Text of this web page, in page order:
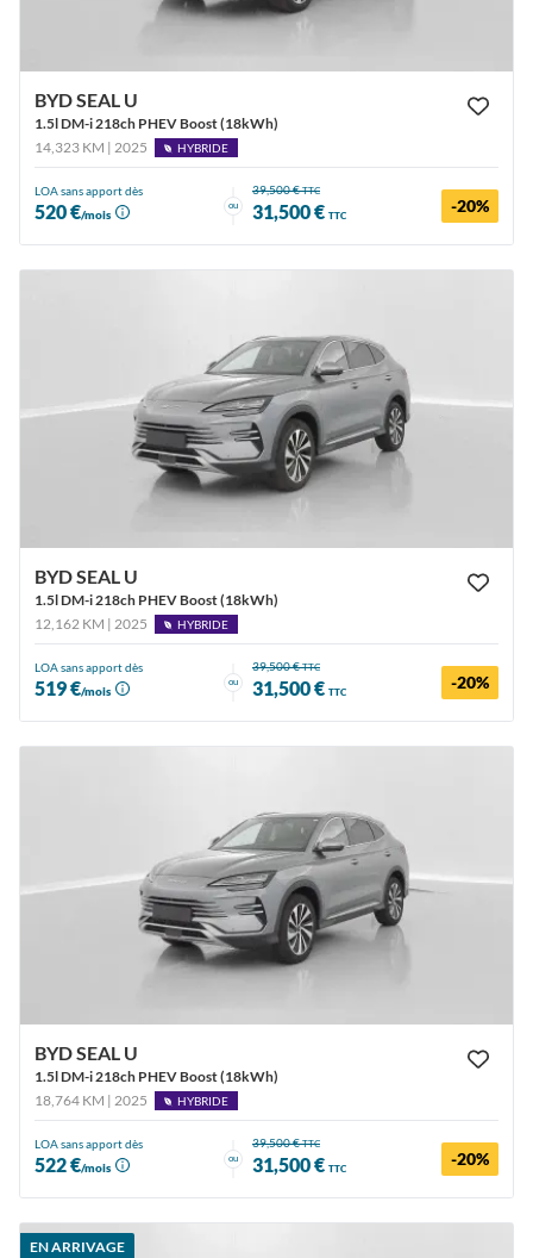
BYD SEAL U
1.5l DM-i 218ch PHEV Boost (18kWh)
14,323 KM | 2025
HYBRIDE
LOA sans apport dès
520 €/mois
ou
39,500 €TTC
31,500 € TTC -20%
BYD SEAL U
1.5l DM-i 218ch PHEV Boost (18kWh)
12,162 KM | 2025
HYBRIDE
LOA sans apport dès
519 €/mois
ou
39,500 €TTC
31,500 € TTC -20%
BYD SEAL U
1.5l DM-i 218ch PHEV Boost (18kWh)
18,764 KM | 2025
HYBRIDE
LOA sans apport dès
522 €/mois
ou
39,500 €TTC
31,500 € TTC -20%
EN ARRIVAGE